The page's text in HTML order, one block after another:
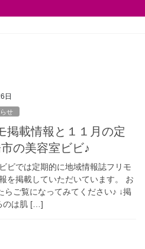
日
せ
掲載情報と１１月の定
の美容室ビビ♪
ビでは定期的に地域情報誌フリモ
を掲載していただいています。 お
ご覧になってみてください♪ ↓掲
のは肌 […]